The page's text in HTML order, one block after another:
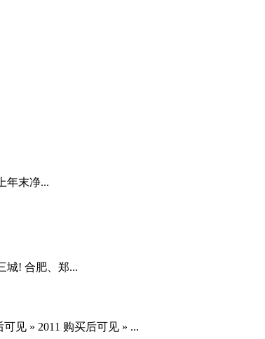
年末净...
城! 合肥、郑...
见 » 2011 购买后可见 » ...